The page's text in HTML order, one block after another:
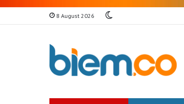
8 August 2026